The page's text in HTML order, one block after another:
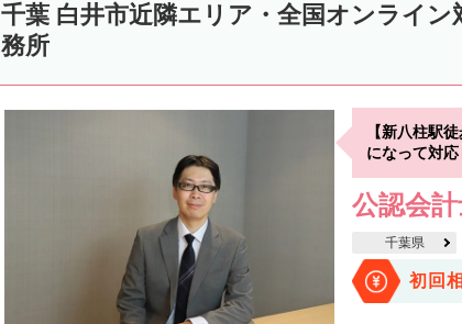
千葉 白井市近隣エリア・全国オンライ
務所
【新八柱駅
になって対
公認会
千葉県
初回